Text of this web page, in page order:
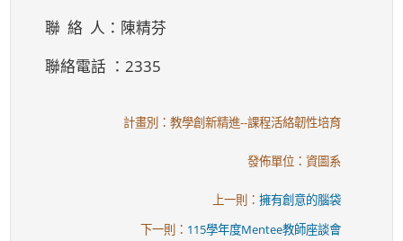
聯 絡 人：陳精芬
聯絡電話 ：2335
計畫別：教學創新精進--課程活絡韌性培育
發佈單位：資圖系
上一則：擁有創意的腦袋
下一則： 115學年度Mentee教師座談會